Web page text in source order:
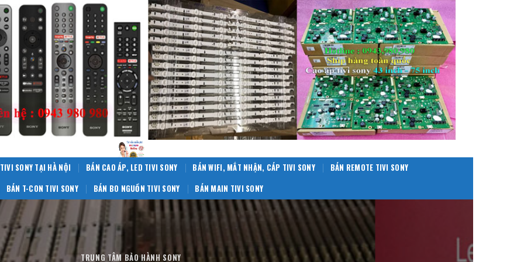
SONY TẠI HÀ NỘI BÁN CAO ÁP, LED TIVI SONY BÁN WIFI, MẮT NHẬN, CÁP TIVI SONY
BÁN REMOTE TIVI SONY
BÁN T-CON TIVI SONY
BÁN BO NGUỒN TIVI SONY BÁN MAIN TIVI SONY
TRUNG TÂM BẢO HÀNH SONY